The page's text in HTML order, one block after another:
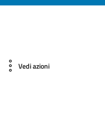
Vedi azioni